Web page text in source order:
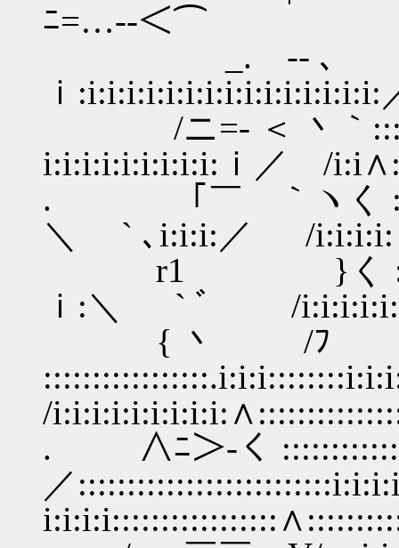
ﾆ=…‐-＜⌒
_. -- ､ ､丶｀
ｉ
/ニ=- ＜ 丶｀
i:i:i:i:i:i:i:i:i:ｉ／ /
. ｢￣ ｀ヽく
＼ ` ､i:i:i:／ /
r1 }く
ｉ:＼ ` ﾞ /
{ 丶 /ﾌ
/
. ∧ﾆ＞-く
／